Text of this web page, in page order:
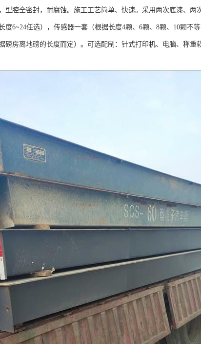
型腔全密封，耐腐蚀。施工工艺简单、快速。采用两次底漆、两
度6~24任选），传感器一套（根据长度4颗、6颗、8颗、10颗不
磅房离地磅的长度而定）。可选配制：针式打印机、电脑、称重